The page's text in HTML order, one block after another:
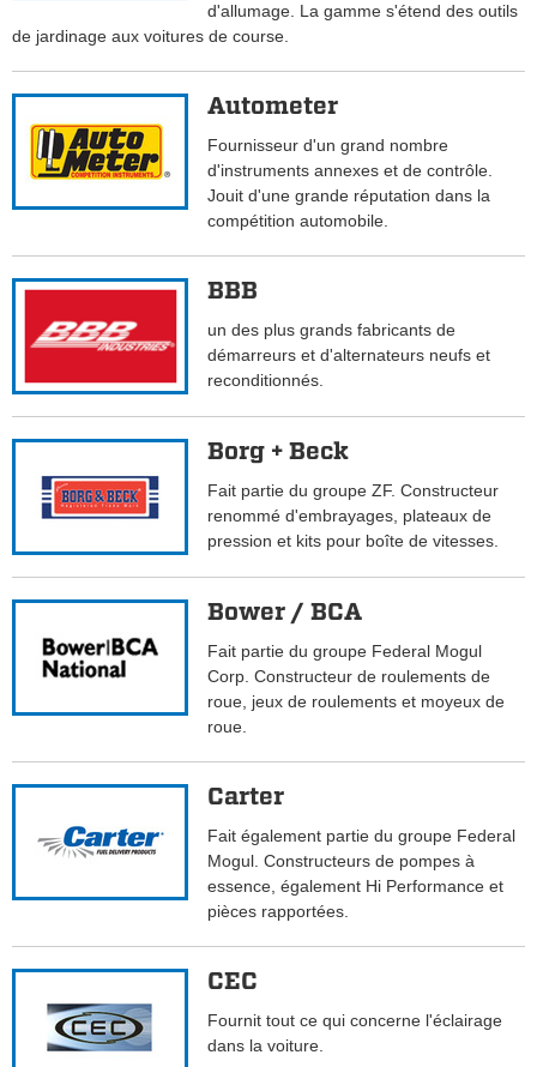
d'allumage. La gamme s'étend des outils
de jardinage aux voitures de course.
Autometer
Fournisseur d'un grand nombre
d'instruments annexes et de contrôle.
Jouit d'une grande réputation dans la
compétition automobile.
BBB
un des plus grands fabricants de
démarreurs et d'alternateurs neufs et
reconditionnés.
Borg + Beck
Fait partie du groupe ZF. Constructeur
renommé d'embrayages, plateaux de
pression et kits pour boîte de vitesses.
Bower / BCA
Fait partie du groupe Federal Mogul
Corp. Constructeur de roulements de
roue, jeux de roulements et moyeux de
roue.
Carter
Fait également partie du groupe Federal
Mogul. Constructeurs de pompes à
essence, également Hi Performance et
pièces rapportées.
CEC
Fournit tout ce qui concerne l'éclairage
dans la voiture.